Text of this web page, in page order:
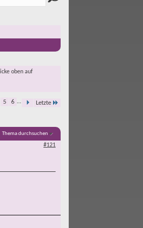
oben auf
5 6 ... Letzte
Thema durchsuchen
#121